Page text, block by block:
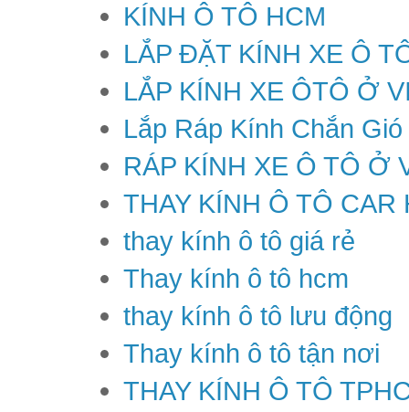
KÍNH Ô TÔ HCM
LẮP ĐẶT KÍNH XE Ô
LẮP KÍNH XE ÔTÔ Ở
Lắp Ráp Kính Chắn
RÁP KÍNH XE Ô TÔ Ở
THAY KÍNH Ô TÔ CAR
thay kính ô tô giá rẻ
Thay kính ô tô hcm
thay kính ô tô lưu động
Thay kính ô tô tận nơi
THAY KÍNH Ô TÔ